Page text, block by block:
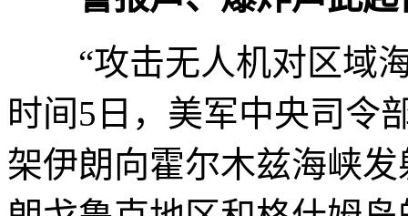
“攻击无人机对区域海
时间5日，美军中央司令
架伊朗向霍尔木兹海峡